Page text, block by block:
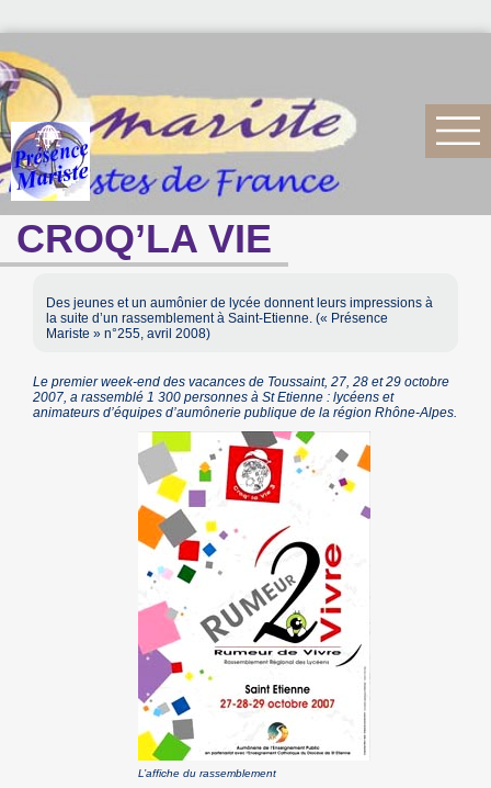
CROQ’LA VIE
Des jeunes et un aumônier de lycée donnent leurs impressions à
la suite d’un rassemblement à Saint-Etienne. (« Présence
Mariste » n°255, avril 2008)
Le premier week-end des vacances de Toussaint, 27, 28 et 29 octobre
2007, a rassemblé 1 300 personnes à St Etienne : lycéens et
animateurs d’équipes d’aumônerie publique de la région Rhône-Alpes.
L’affiche du rassemblement